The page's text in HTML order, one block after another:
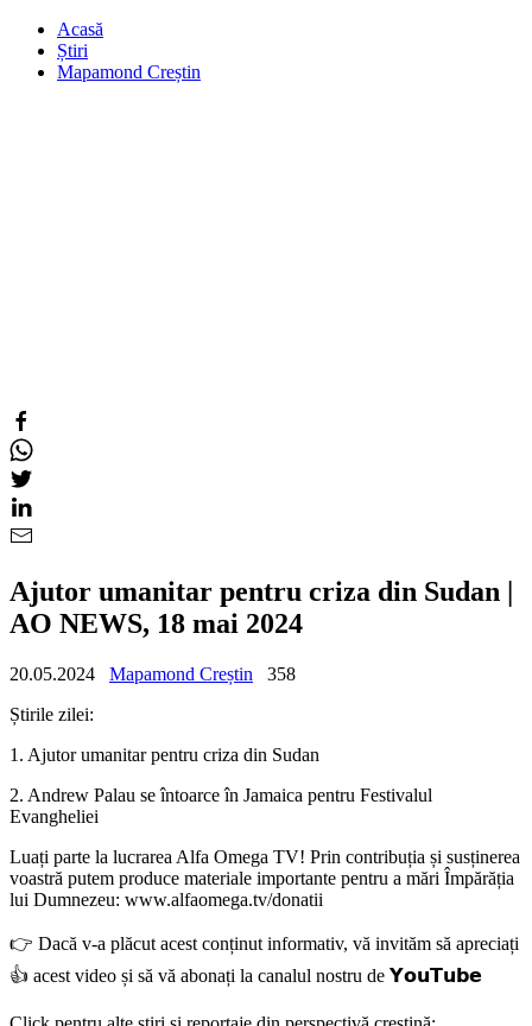
Acasă
Știri
Mapamond Creștin
Ajutor umanitar pentru criza din Sudan |
AO NEWS, 18 mai 2024
20.05.2024 Mapamond Creștin
358
Știrile zilei:
1. Ajutor umanitar pentru criza din Sudan
2. Andrew Palau se întoarce în Jamaica pentru Festivalul
Evangheliei
Luați parte la lucrarea Alfa Omega TV! Prin contribuția și susținerea
voastră putem produce materiale importante pentru a mări Împărăția
lui Dumnezeu: www.alfaomega.tv/donatii
👉 Dacă v-a plăcut acest conținut informativ, vă invităm să apreciați
👍 acest video și să vă abonați la canalul nostru de 𝗬𝗼𝘂𝗧𝘂𝗯𝗲